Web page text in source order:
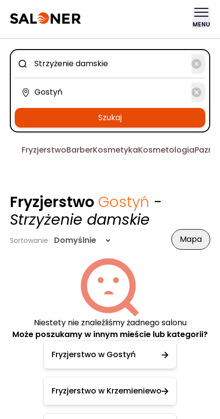
MENU
Szukaj
FryzjerstwoBarberKosmetykaKosmetologia
Fryzjerstwo Gostyń -
Strzyżenie damskie
Sortowanie Domyślnie Mapa
Niestety nie znaleźliśmy żadnego salonu
Może poszukamy w innym mieście lub kategorii?
Fryzjerstwo w Gostyń
Fryzjerstwo w Krzemieniewo